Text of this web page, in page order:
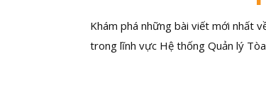
Khám phá những bài viết mới nhất
trong lĩnh vực Hệ thống Quản lý